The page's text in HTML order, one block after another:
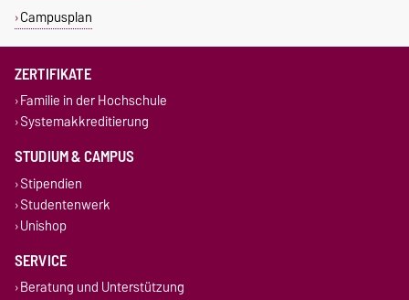
Campusplan
ZERTIFIKATE
Familie in der Hochschule
Systemakkreditierung
STUDIUM & CAMPUS
Stipendien
Studentenwerk
Unishop
SERVICE
Beratung und Unterstützung